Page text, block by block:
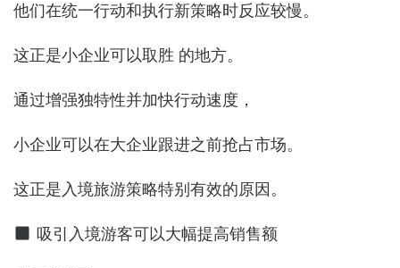
他们在统一行动和执行新策略时反应较慢。
这正是小企业可以取胜 的地方。
通过增强独特性并加快行动速度，
小企业可以在大企业跟进之前抢占市场。
这正是入境旅游策略特别有效的原因。
吸引入境游客可以大幅提高销售额